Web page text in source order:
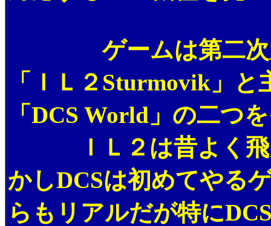
ゲームは第二次大
「ＩＬ２Sturmovik」
「DCS World」の二つ
ＩＬ２は昔よく飛ん
かしDCSは初めてやる
らもリアルだが特に